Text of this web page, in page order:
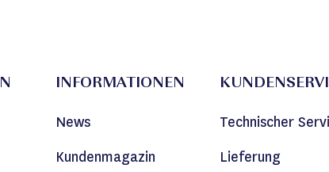
INFORMATIONEN
News
Kundenmagazin
Technischer
Lieferung